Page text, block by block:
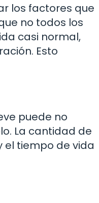
los factores que
no todos los
casi normal,
Esto
puede no
La cantidad de
tiempo de vida